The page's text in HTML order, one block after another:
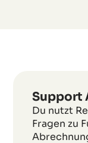
Support
Du nutzt
Fragen zu